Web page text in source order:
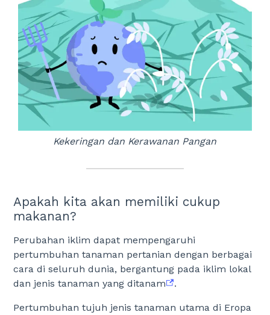
Kekeringan dan Kerawanan Pangan
Apakah kita akan memiliki cukup
makanan?
Perubahan iklim dapat mempengaruhi
pertumbuhan tanaman pertanian dengan berbagai
cara di seluruh dunia, bergantung pada iklim lokal
dan jenis tanaman yang ditanam
.
Pertumbuhan tujuh jenis tanaman utama di Eropa